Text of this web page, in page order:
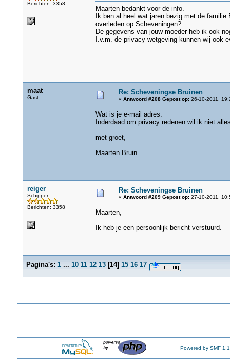
Berichten: 3358
Maarten bedankt voor de info.
Ik ben al heel wat jaren bezig met de
overleden op Scheveningen?
De gegevens van jouw moeder heb ik ook
I.v.m. de privacy wetgeving kunnen wij ook
maat
Gast
Re: Scheveningse Bruinen
« Antwoord #208 Gepost op:26-10-2011,
Wat is je e-mail adres.
Inderdaad om privacy redenen wil ik niet
met groet,
Maarten Bruin
reiger
Schipper
Berichten: 3358
Re: Scheveningse Bruinen
« Antwoord #209 Gepost op:27-10-2011,
Maarten,
Ik heb je een persoonlijk bericht verstuurd.
Pagina's: 1 ... 10 11 12 13[14] 15 16 17
Powered by SMF